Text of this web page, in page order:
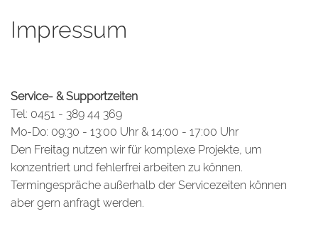
Impressum
Service- & Supportzeiten
Tel: 0451 - 389 44 369
Mo-Do: 09:30 - 13:00 Uhr & 14:00 - 17:00 Uhr
Den Freitag nutzen wir für komplexe Projekte, um
konzentriert und fehlerfrei arbeiten zu können.
Termingespräche außerhalb der Servicezeiten können
aber gern anfragt werden.